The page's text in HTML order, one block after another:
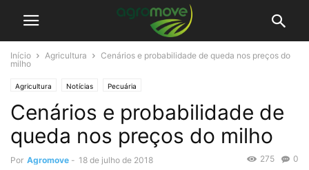
Início Agricultura
Cenários e probabilidade de queda nos preços do
milho
Agricultura Notícias Pecuária
Cenários e probabilidade de
queda nos preços do milho
Por Agromove - 18 de julho de 2018 0
275